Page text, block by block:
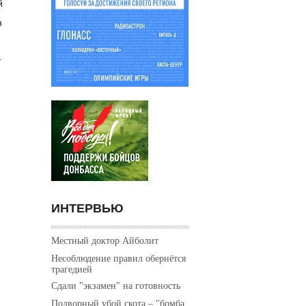
ИНТЕРВЬЮ
Местный доктор Айболит
Несоблюдение правил обернётся
трагедией
Сдали "экзамен" на готовность
Подворный убой скота – "бомба